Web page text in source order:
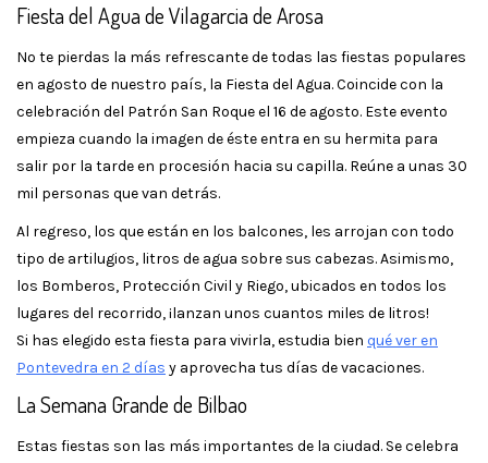
Fiesta del Agua de Vilagarcia de Arosa
No te pierdas la más refrescante de todas las fiestas populares
en agosto de nuestro país, la Fiesta del Agua. Coincide con la
celebración del Patrón San Roque el 16 de agosto. Este evento
empieza cuando la imagen de éste entra en su hermita para
salir por la tarde en procesión hacia su capilla. Reúne a unas 30
mil personas que van detrás.
Al regreso, los que están en los balcones, les arrojan con todo
tipo de artilugios, litros de agua sobre sus cabezas. Asimismo,
los Bomberos, Protección Civil y Riego, ubicados en todos los
lugares del recorrido, ¡lanzan unos cuantos miles de litros!
Si has elegido esta fiesta para vivirla, estudia bien qué ver en
Pontevedra en 2 días y aprovecha tus días de vacaciones.
La Semana Grande de Bilbao
Estas fiestas son las más importantes de la ciudad. Se celebra